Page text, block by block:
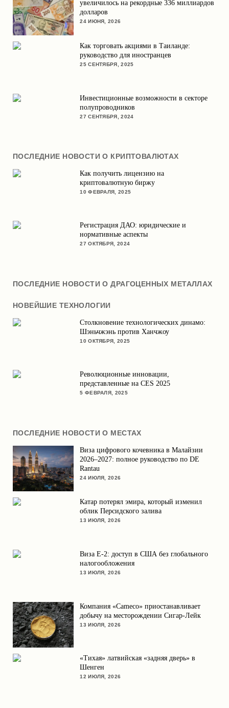
увеличилось на рекордные 336 миллиардов
долларов
24 ИЮНЯ, 2026
Как торговать акциями в Таиланде:
руководство для иностранцев
25 СЕНТЯБРЯ, 2025
Инвестиционные возможности в секторе
полупроводников
27 СЕНТЯБРЯ, 2024
ПОСЛЕДНИЕ НОВОСТИ О КРИПТОВАЛЮТАХ
Как получить лицензию на
криптовалютную биржу
10 ФЕВРАЛЯ, 2025
Регистрация ДАО: юридические и
нормативные аспекты
27 ОКТЯБРЯ, 2024
ПОСЛЕДНИЕ НОВОСТИ О ДРАГОЦЕННЫХ МЕТАЛЛАХ
НОВЕЙШИЕ ТЕХНОЛОГИИ
Столкновение технологических динамо:
Шэньчжэнь против Ханчжоу
10 ОКТЯБРЯ, 2025
Революционные инновации,
представленные на CES 2025
5 ФЕВРАЛЯ, 2025
ПОСЛЕДНИЕ НОВОСТИ О МЕСТАХ
Виза цифрового кочевника в Малайзии
2026–2027: полное руководство по DE
Rantau
24 ИЮЛЯ, 2026
Катар потерял эмира, который изменил
облик Персидского залива
13 ИЮЛЯ, 2026
Виза E-2: доступ в США без глобального
налогообложения
13 ИЮЛЯ, 2026
Компания «Cameco» приостанавливает
добычу на месторождении Сигар-Лейк
13 ИЮЛЯ, 2026
«Тихая» латвийская «задняя дверь» в
Шенген
12 ИЮЛЯ, 2026